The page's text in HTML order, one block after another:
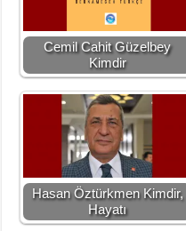
Cemil Cahit Güzelbey
Kimdir
Hasan Öztürkmen Kimdir,
Hayatı